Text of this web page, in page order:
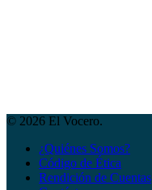
© 2026 El Vocero.
¿Quiénes Somos?
Código de Ética
Rendición de Cuentas